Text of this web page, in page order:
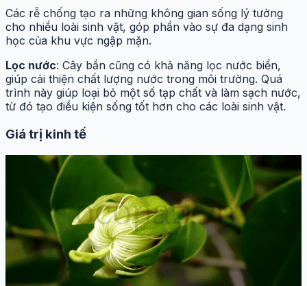
Các rễ chống tạo ra những không gian sống lý tưởng
cho nhiều loài sinh vật, góp phần vào sự đa dạng sinh
học của khu vực ngập mặn.
Lọc nước: Cây bần cũng có khả năng lọc nước biển,
giúp cải thiện chất lượng nước trong môi trường. Quá
trình này giúp loại bỏ một số tạp chất và làm sạch nước,
từ đó tạo điều kiện sống tốt hơn cho các loài sinh vật.
Giá trị kinh tế